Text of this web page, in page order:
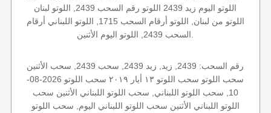
اللوتو اليوم زيد 2439 اللوتو رقم السحب 2439, اللوتو لبنان
اللوتو من لبنان, اللوتو أرقام السحب 1715, اللوتو اللبناني أرقام
رقم السحب: 2439, زيد, زيد 2439, سحب 2439, سحب الأثنين
سحب اللوتو سحب اللوتو ١٣ أيار ٢٠١٩ سحب اللوتو 2026-08-
10, سحب اللوتو اللبناني, سحب اللوتو اللبناني الأثنين سحب
اللوتو اللبناني الأثنين سحب اللوتو اللبناني اليوم, سحب اللوتو